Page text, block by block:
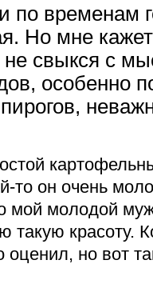
по временам
Но мне
не свыкся с
особенно
то он очень
мой молодой
такую красоту.
оценил, но вот